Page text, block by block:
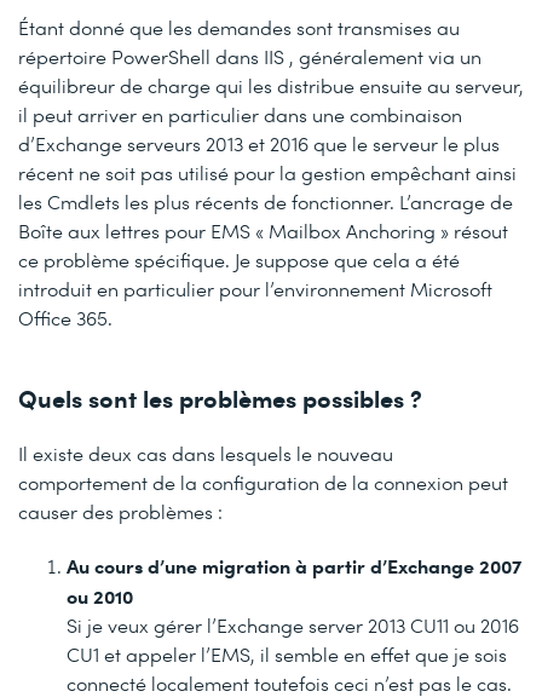
Étant donné que les demandes sont transmises au
répertoire PowerShell dans IIS , généralement via un
équilibreur de charge qui les distribue ensuite au serveur,
il peut arriver en particulier dans une combinaison
d’Exchange serveurs 2013 et 2016 que le serveur le plus
récent ne soit pas utilisé pour la gestion empêchant ainsi
les Cmdlets les plus récents de fonctionner. L’ancrage de
Boîte aux lettres pour EMS « Mailbox Anchoring » résout
ce problème spécifique. Je suppose que cela a été
introduit en particulier pour l’environnement Microsoft
Office 365.
Quels sont les problèmes possibles ?
Il existe deux cas dans lesquels le nouveau
comportement de la configuration de la connexion peut
causer des problèmes :
Au cours d’une migration à partir d’Exchange 2007
ou 2010
Si je veux gérer l’Exchange server 2013 CU11 ou 2016
CU1 et appeler l’EMS, il semble en effet que je sois
connecté localement toutefois ceci n’est pas le cas.